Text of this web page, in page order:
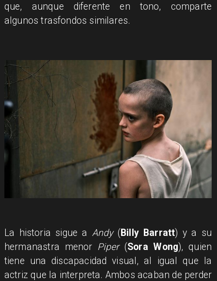
que, aunque diferente en tono, comparte
algunos trasfondos similares.
La historia sigue a Andy(Billy Barratt) y a su
hermanastra menor Piper (Sora Wong), quien
tiene una discapacidad visual, al igual que la
actriz que la interpreta. Ambos acaban de perder